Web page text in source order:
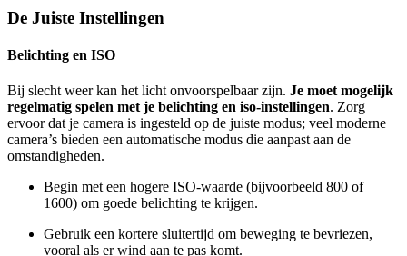
De Juiste Instellingen
Belichting en ISO
Bij slecht weer kan het licht onvoorspelbaar zijn. Je moet mogelijk
regelmatig spelen met je belichting en iso-instellingen. Zorg
ervoor dat je camera is ingesteld op de juiste modus; veel moderne
camera’s bieden een automatische modus die aanpast aan de
omstandigheden.
Begin met een hogere ISO-waarde (bijvoorbeeld 800 of
1600) om goede belichting te krijgen.
Gebruik een kortere sluitertijd om beweging te bevriezen,
vooral als er wind aan te pas komt.